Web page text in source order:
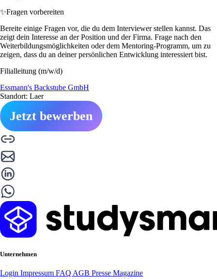
✨Fragen vorbereiten
Bereite einige Fragen vor, die du dem Interviewer stellen kannst. Das
zeigt dein Interesse an der Position und der Firma. Frage nach den
Weiterbildungsmöglichkeiten oder dem Mentoring-Programm, um zu
zeigen, dass du an deiner persönlichen Entwicklung interessiert bist.
Filialleitung (m/w/d)
Essmann's Backstube GmbH
Standort: Laer
Jetzt bewerben
Unternehmen
Login Impressum FAQ AGB Presse Magazine